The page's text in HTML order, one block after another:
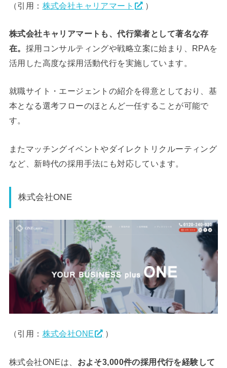
（引用： 株式会社キャリアマート ）
株式会社キャリアマートも、代行業者として著名な存
在。 採用コンサルティングや戦略立案に始まり、RPAを
活用した高度な採用活動代行を実施しています。
就職サイト・エージェントの紹介を得意としており、基
本となる選考フローのほとんど一任することが可能で
す。
またマッチングイベントやダイレクトリクルーティング
など、新時代の採用手法にも対応しています。
株式会社ONE
（引用： 株式会社ONE ）
株式会社ONEは、 およそ3,000件の採用代行を経験して